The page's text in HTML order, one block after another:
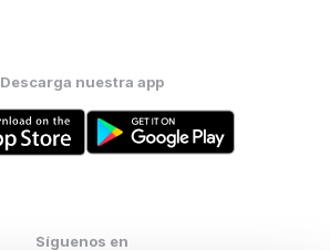
Descarga nuestra app
Síguenos en